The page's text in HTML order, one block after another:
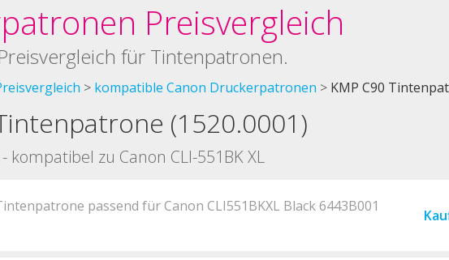
Preisvergleich
für Tintenpatronen.
kompatible Canon Druckerpatronen KMP C90
(1520.0001)
kompatibel zu Canon CLI-551BK XL
passend für Canon CLI551BKXL Black 6443B001